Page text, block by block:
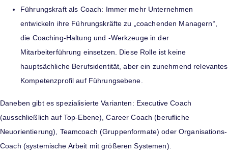
Führungskraft als Coach: Immer mehr Unternehmen
entwickeln ihre Führungskräfte zu „coachenden Managern“,
die Coaching-Haltung und -Werkzeuge in der
Mitarbeiterführung einsetzen. Diese Rolle ist keine
hauptsächliche Berufsidentität, aber ein zunehmend relevantes
Kompetenzprofil auf Führungsebene.
Daneben gibt es spezialisierte Varianten: Executive Coach
(ausschließlich auf Top-Ebene), Career Coach (berufliche
Neuorientierung), Teamcoach (Gruppenformate) oder Organisations-
Coach (systemische Arbeit mit größeren Systemen).